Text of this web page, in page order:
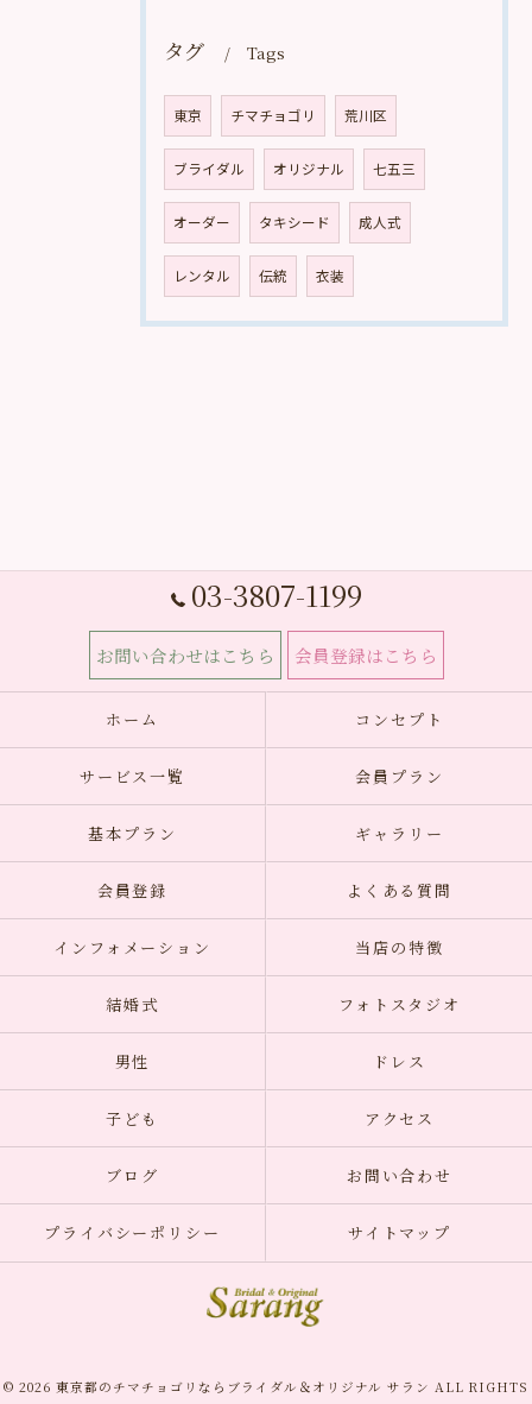
タグ Tags
東京 チマチョゴリ 荒川区
ブライダル オリジナル 七五三
オーダー タキシード 成人式
レンタル 伝統 衣装
03-3807-1199
お問い合わせはこちら 会員登録はこちら
ホーム コンセプト
サービス一覧 会員プラン
基本プラン ギャラリー
会員登録 よくある質問
インフォメーション 当店の特徴
結婚式 フォトスタジオ
男性 ドレス
子ども アクセス
ブログ お問い合わせ
プライバシーポリシー サイトマップ
© 2026 東京都のチマチョゴリならブライダル＆オリジナル サラン ALL RIGHTS